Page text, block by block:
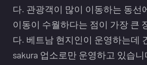
다. 관광객이 많이 이동하는 동선
이동이 수월하다는 점이 가장 큰
다. 베트남 현지인이 운영하는데
sakura 업소로만 운영하고 있습니